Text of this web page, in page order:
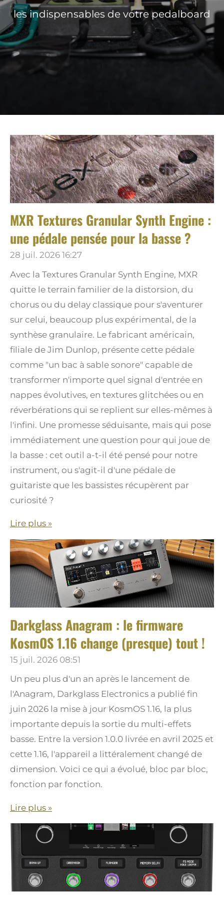
les indispensables de votre pedalboard
MXR Textures Granular Synth Engine :
une pédale pensée pour la basse ?
28 juil. 2026 16:27
Avec la Textures Granular Synth Engine, MXR
quitte le terrain familier de la distorsion, du
chorus ou du delay classique pour s'aventurer
sur celui, beaucoup plus expérimental, de la
synthèse granulaire. Le fabricant américain,
filiale de Jim Dunlop, présente cette pédale
comme "un bac à sable sonore" capable de
transformer n'importe quel signal d'entrée en
nappes évolutives, en textures glitchées ou en
réverbérations qui se replient sur elles-mêmes à
l'infini. Une promesse séduisante, mais qui pose
immédiatement une question pour qui joue de
la basse : cet outil a-t-il été pensé pour notre
instrument, ou s'agit-il d'une pédale de
guitariste que les bassistes récupèrent par
curiosité ?
Lire plus »
Darkglass Anagram : le firmware
KosmOS 1.16 change (presque) tout !
15 juil. 2026 08:51
Un peu plus d'un an après le lancement de
l'Anagram, Darkglass Electronics a publié fin
juin 2026 la mise à jour KosmOS 1.16, la plus
importante depuis la sortie du multi-effets
basse. Entre la version 1.0.0 livrée en avril 2025 et
cette 1.16, l'appareil a littéralement changé de
dimension. Voici ce qui a évolué, bloc par bloc,
fonction par fonction.
Lire plus »